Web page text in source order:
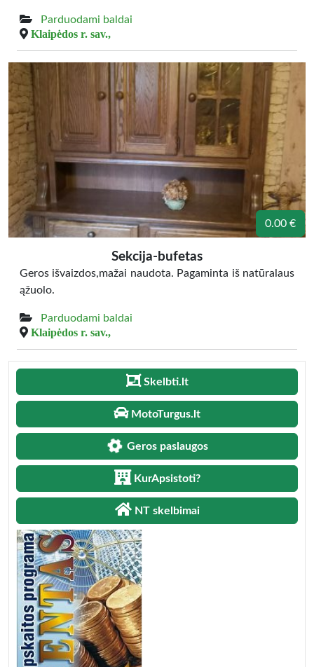
Parduodami baldai
Klaipėdos r. sav.,
0.00 €
Sekcija-bufetas
Geros išvaizdos,mažai naudota. Pagaminta iš natūralaus
ąžuolo.
Parduodami baldai
Klaipėdos r. sav.,
Skelbti.lt
MotoTurgus.lt
Geros paslaugos
KurApsistoti?
NT skelbimai